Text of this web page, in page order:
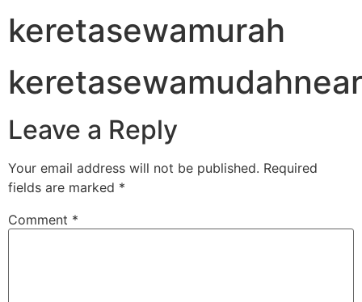
keretasewamurah
Leave a Reply
Your email address will not be published. Required
fields are marked *
Comment *